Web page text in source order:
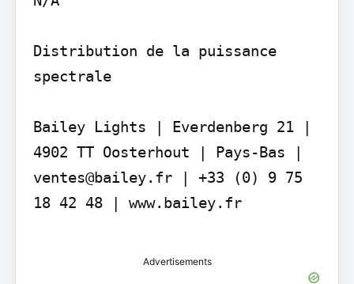
Distribution de la puissance
spectrale
Bailey Lights | Everdenberg 21 |
4902 TT Oosterhout | Pays-Bas |
ventes@bailey.fr | +33 (0) 9 75
18 42 48 | www.bailey.fr
Advertisements